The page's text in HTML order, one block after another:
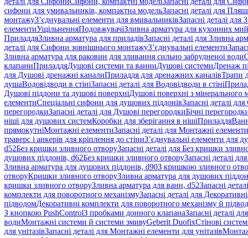
сифони для умивальників, компактна модельЗапасні деталі для
монтажуЗ’єднувальні елементи для вмивальниківЗапасні деталі для
елементиУщільненняПодовжувачіЗливна арматура для кухонних
ПриладдяЗливна арматура для приладівЗапасні деталі для Зливна
деталі для Сифони зовнішнього монтажуЗ’єднувальні елементи
Зливна арматура для раковин для зливання сильно забрудненої води
клапаниПриладдяДушові системи та ванниДушові системиДренаж
для Душові дренажні каналиПриладдя для дренажних каналівТрапи
душаВодовідводи в стініЗапасні деталі для Водовідводи в стіні
Душові піддони та душові поверхніДушові поверхні з мінерального
елементиСпеціальні сифони для душових піддонівЗапасні деталі
перегородкиЗапасні деталі для Душові перегородкиБічні
ніші для душових системКоробки для зберігання в нішіПриладдя
прямокутніМонтажні елементиЗапасні деталі для Монтажні елементи
траверс і анкерів для кріплення до стіниЗ’єднувальні елементи для
d52Без кришки зливного отворуЗапасні деталі для Без кришки
душових піддонів, d62Без кришки зливного отворуЗапасні деталі
Зливна арматура для душових піддонів, d90З кришкою зливного
отворуКришки зливного отворуЗливна арматура для душових
кришки зливного отворуЗливна арматура для ванн, d52Запасні
комплекти для поворотного механізмуЗапасні деталі для
підводомДекоративні комплекти для поворотного механізму й
З кнопкою PushControlЗ пробками донного клапанаЗапасні деталі
водиМонтажні системи й системи змивуGeberit DuofixСтінові
для унітазівЗапасні деталі для Монтажні елементи для унітазів